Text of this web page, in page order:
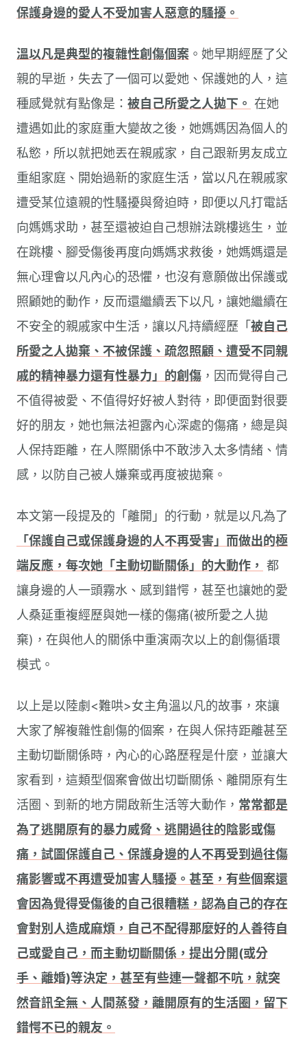
保護身邊的愛人不受加害人惡意的騷擾。
溫以凡是典型的複雜性創傷個案 。她早期經歷了父
親的早逝，失去了一個可以愛她、保護她的人，這
種感覺就有點像是： 被自己所愛之人拋下。 在她
遭遇如此的家庭重大變故之後，她媽媽因為個人的
私慾，所以就把她丟在親戚家，自己跟新男友成立
重組家庭、開始過新的家庭生活，當以凡在親戚家
遭受某位遠親的性騷擾與脅迫時，即便以凡打電話
向媽媽求助，甚至還被迫自己想辦法跳樓逃生，並
在跳樓、腳受傷後再度向媽媽求救後，她媽媽還是
無心理會以凡內心的恐懼，也沒有意願做出保護或
照顧她的動作，反而還繼續丟下以凡，讓她繼續在
不安全的親戚家中生活，讓以凡持續經歷「 被自己
所愛之人拋棄、不被保護、疏忽照顧、遭受不同親
戚的精神暴力還有性暴力」的創傷 ，因而覺得自己
不值得被愛、不值得好好被人對待，即便面對很要
好的朋友，她也無法袒露內心深處的傷痛，總是與
人保持距離，在人際關係中不敢涉入太多情緒、情
感，以防自己被人嫌棄或再度被拋棄。
本文第一段提及的「離開」的行動，就是以凡為了
「保護自己或保護身邊的人不再受害」而做出的極
端反應，每次她「主動切斷關係」的大動作， 都
讓身邊的人一頭霧水、感到錯愕，甚至也讓她的愛
人桑延重複經歷與她一樣的傷痛(被所愛之人拋
棄)，在與他人的關係中重演兩次以上的創傷循環
模式。
以上是以陸劇<難哄>女主角溫以凡的故事，來讓
大家了解複雜性創傷的個案，在與人保持距離甚至
主動切斷關係時，內心的心路歷程是什麼，並讓大
家看到，這類型個案會做出切斷關係、離開原有生
活圈、到新的地方開啟新生活等大動作， 常常都是
為了逃開原有的暴力威脅、逃開過往的陰影或傷
痛，試圖保護自己、保護身邊的人不再受到過往傷
痛影響或不再遭受加害人騷擾。甚至，有些個案還
會因為覺得受傷後的自己很糟糕，認為自己的存在
會對別人造成麻煩，自己不配得那麼好的人善待自
己或愛自己，而主動切斷關係，提出分開(或分
手、離婚)等決定，甚至有些連一聲都不吭，就突
然音訊全無、人間蒸發，離開原有的生活圈，留下
錯愕不已的親友。